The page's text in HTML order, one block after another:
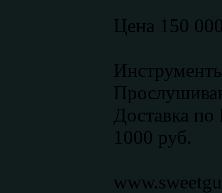
Цена 150
Доставка
1000 руб.